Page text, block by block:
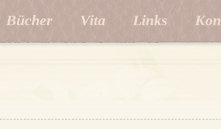
Bücher Vita Links